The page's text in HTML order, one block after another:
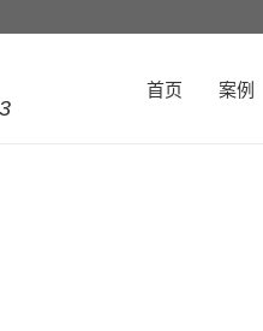
首页 案例